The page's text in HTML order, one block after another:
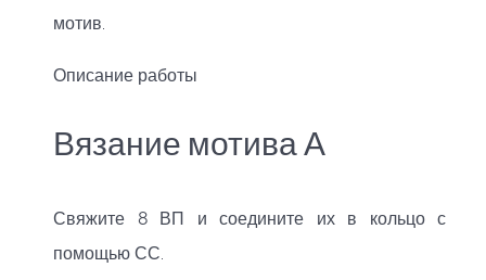
мотив.
Описание работы
Вязание мотива А
Свяжите 8 ВП и соедините их в кольцо с
помощью СС.